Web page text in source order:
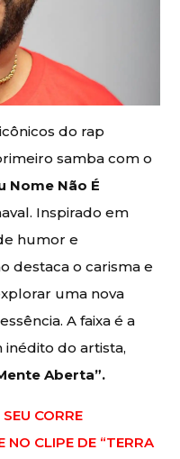
do rap
samba com o
Nome Não É
Inspirado em
humor e
destaca o carisma e
uma nova
A faixa é a
do artista,
Aberta”.
CORRE
NO CLIPE DE “TERRA